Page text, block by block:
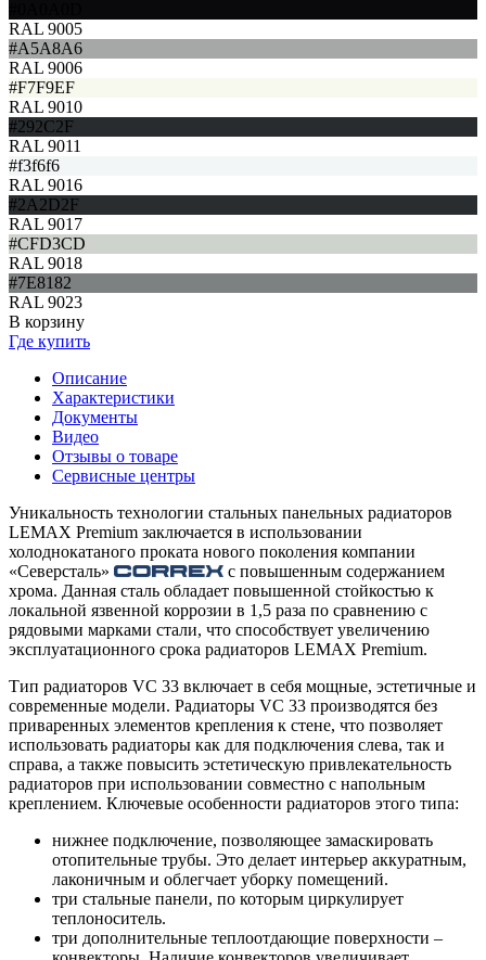
RAL 9005
#A5A8A6
RAL 9006
#F7F9EF
RAL 9010
#292C2F
RAL 9011
#f3f6f6
RAL 9016
#2A2D2F
RAL 9017
#CFD3CD
RAL 9018
#7E8182
RAL 9023
В корзину
Где купить
Описание
Характеристики
Документы
Видео
Отзывы о товаре
Сервисные центры
Уникальность технологии стальных панельных радиаторов
LEMAX Premium заключается в использовании
холоднокатаного проката нового поколения компании
«Северсталь»
с повышенным содержанием
хрома. Данная сталь обладает повышенной стойкостью к
локальной язвенной коррозии в 1,5 раза по сравнению с
рядовыми марками стали, что способствует увеличению
эксплуатационного срока радиаторов LEMAX Premium.
Тип радиаторов VC 33 включает в себя мощные, эстетичные и
современные модели. Радиаторы VC 33 производятся без
приваренных элементов крепления к стене, что позволяет
использовать радиаторы как для подключения слева, так и
справа, а также повысить эстетическую привлекательность
радиаторов при использовании совместно с напольным
креплением. Ключевые особенности радиаторов этого типа:
нижнее подключение, позволяющее замаскировать
отопительные трубы. Это делает интерьер аккуратным,
лаконичным и облегчает уборку помещений.
три стальные панели, по которым циркулирует
теплоноситель.
три дополнительные теплоотдающие поверхности –